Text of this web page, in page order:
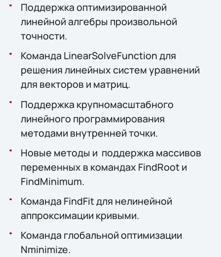
Поддержка оптимизированной
линейной алгебры произвольной
точности.
Команда LinearSolveFunction для
решения линейных систем уравнений
для векторов и матриц.
Поддержка крупномасштабного
линейного программирования
методами внутренней точки.
Новые методы и поддержка массивов
переменных в командах FindRoot и
FindMinimum.
Команда FindFit для нелинейной
аппроксимации кривыми.
Команда глобальной оптимизации
Nminimize.